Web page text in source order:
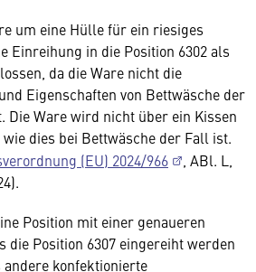
um eine Hülle für ein riesiges
Einreihung in die Position 6302 als
da die Ware nicht die
Eigenschaften von Bettwäsche der
Die Ware wird nicht über ein Kissen
dies bei Bettwäsche der Fall ist.
(EU) 2024/966
, ABl. L,
Position mit einer genaueren
die Position 6307 eingereiht werden
konfektionierte